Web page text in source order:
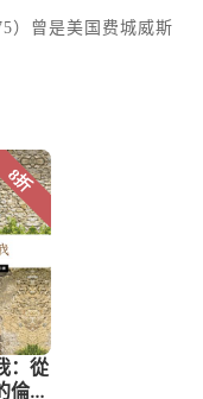
）曾是美国费城威斯